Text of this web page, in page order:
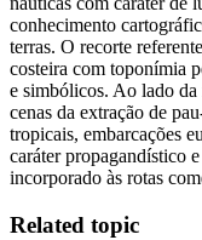
conhecimento
terras. O recorte
costeira com toponímia
e simbólicos. Ao lado da
cenas da extração de
tropicais, embarcações
caráter propagandístico
incorporado às rotas
Related topic